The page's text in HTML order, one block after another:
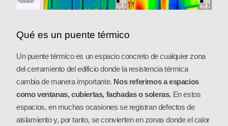
Qué es un puente térmico
Un puente térmico es un espacio concreto de cualquier zona
del cerramiento del edificio donde la resistencia térmica
cambia de manera importante. Nos referimos a espacios
como ventanas, cubiertas, fachadas o soleras. En estos
espacios, en muchas ocasiones se registran defectos de
aislamiento y, por tanto, se convierten en zonas donde el calor